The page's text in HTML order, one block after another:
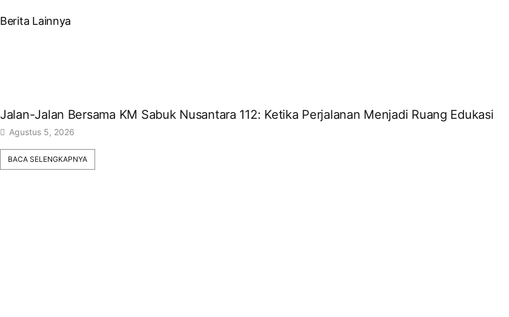
Berita Lainnya
Jalan-Jalan Bersama KM Sabuk Nusantara 112: Ketika Perjalanan Menjadi Ruang Edukasi ​
Agustus 5, 2026
BACA SELENGKAPNYA